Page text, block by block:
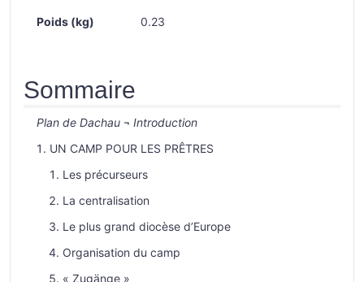
Poids (kg) 0.23
Sommaire
Plan de Dachau ¬ Introduction
UN CAMP POUR LES PRÊTRES
Les précurseurs
La centralisation
Le plus grand diocèse d’Europe
Organisation du camp
« Zugänge »